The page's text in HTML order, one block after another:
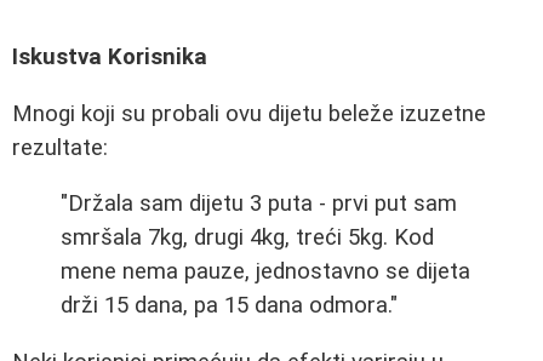
Iskustva Korisnika
Mnogi koji su probali ovu dijetu beleže izuzetne
rezultate:
"Držala sam dijetu 3 puta - prvi put sam
smršala 7kg, drugi 4kg, treći 5kg. Kod
mene nema pauze, jednostavno se dijeta
drži 15 dana, pa 15 dana odmora."